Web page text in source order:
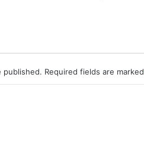
published. Required fields are marked